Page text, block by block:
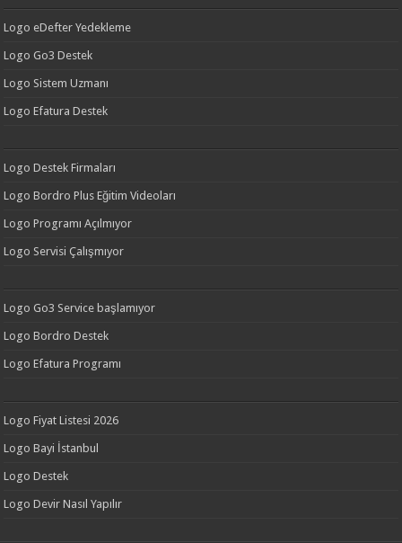
Logo eDefter Yedekleme
Logo Go3 Destek
Logo Sistem Uzmanı
Logo Efatura Destek
Logo Destek Firmaları
Logo Bordro Plus Eğitim Videoları
Logo Programı Açılmıyor
Logo Servisi Çalışmıyor
Logo Go3 Service başlamıyor
Logo Bordro Destek
Logo Efatura Programı
Logo Fiyat Listesi 2026
Logo Bayi İstanbul
Logo Destek
Logo Devir Nasıl Yapılır